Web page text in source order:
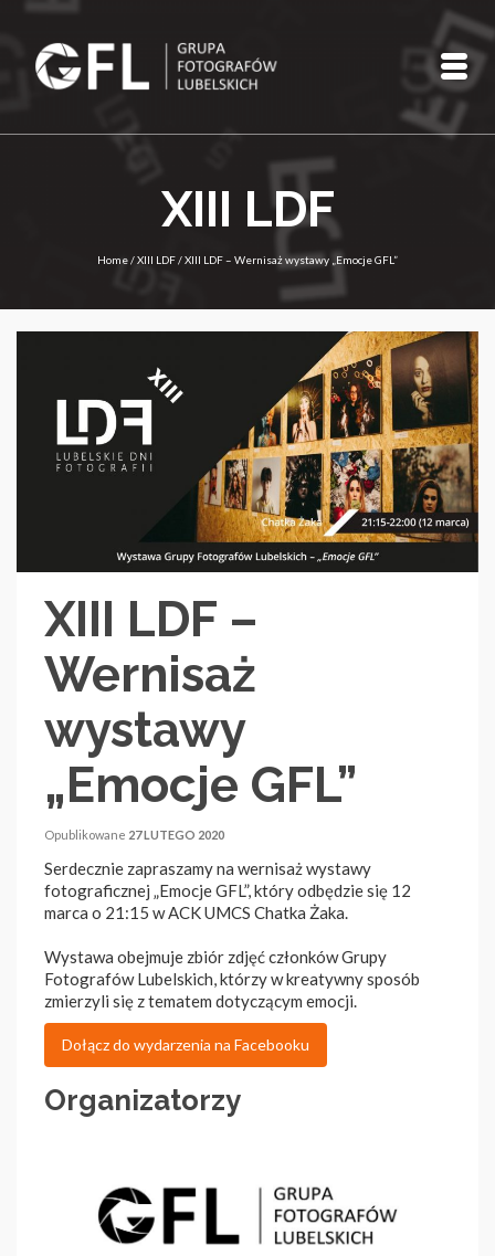
XIII LDF
Home/XIII LDF/XIII LDF – Wernisaż wystawy „Emocje GFL”
XIII LDF –
Wernisaż
wystawy
„Emocje GFL”
Opublikowane 27 LUTEGO 2020
Serdecznie zapraszamy na wernisaż wystawy
fotograficznej „Emocje GFL”, który odbędzie się 12
marca o 21:15 w ACK UMCS Chatka Żaka.
Wystawa obejmuje zbiór zdjęć członków Grupy
Fotografów Lubelskich, którzy w kreatywny sposób
zmierzyli się z tematem dotyczącym emocji.
Dołącz do wydarzenia na Facebooku
Organizatorzy